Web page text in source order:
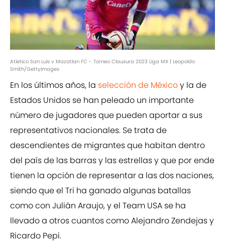
Atletico San Luis v Mazatlan FC - Torneo Clausura 2023 Liga MX | Leopoldo
Smith/GettyImages
En los últimos años, la selección de Méxicoy la de
Estados Unidos se han peleado un importante
número de jugadores que pueden aportar a sus
representativos nacionales. Se trata de
descendientes de migrantes que habitan dentro
del país de las barras y las estrellas y que por ende
tienen la opción de representar a las dos naciones,
siendo que el Tri ha ganado algunas batallas
como con Julián Araujo, y el Team USA se ha
llevado a otros cuantos como Alejandro Zendejas y
Ricardo Pepi.